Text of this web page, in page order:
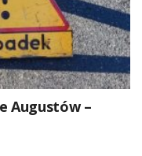
Augustów –